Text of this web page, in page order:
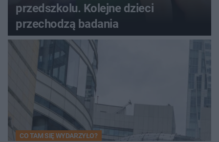
przedszkolu. Kolejne dzieci
przechodzą badania
CO TAM SIĘ WYDARZYŁO?